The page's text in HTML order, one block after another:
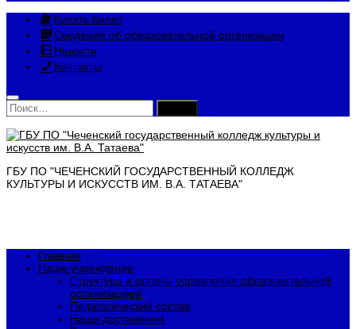
Купить билет
Сведения об образовательной организации
Новости
Контакты
Найти:
ГБУ ПО "ЧЕЧЕНСКИЙ ГОСУДАРСТВЕННЫЙ КОЛЛЕДЖ
КУЛЬТУРЫ И ИСКУССТВ ИМ. В.А. ТАТАЕВА"
Главная
Наше учреждение
Структура и органы управления образовательной
организацией
Педагогический состав
Наши достижения